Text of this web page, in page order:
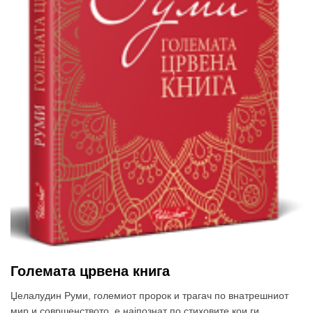
Големата црвена книга
Џелалудин Руми, големиот пророк и трагач по внатрешниот
мир и совршенството, е најпознат по стиховите кои ги